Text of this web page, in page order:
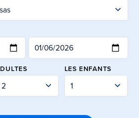
LES ENFANTS